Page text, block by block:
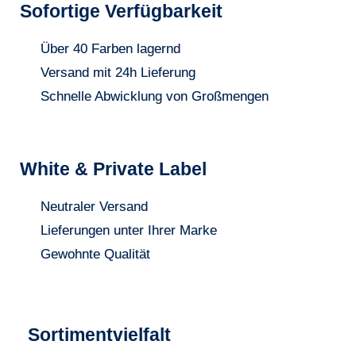
Sofortige Verfügbarkeit
Über 40 Farben lagernd
Versand mit 24h Lieferung
Schnelle Abwicklung von Großmengen
White & Private Label
Neutraler Versand
Lieferungen unter Ihrer Marke
Gewohnte Qualität
Sortimentvielfalt